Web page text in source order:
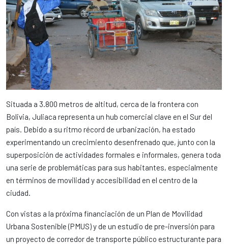
Situada a 3.800 metros de altitud, cerca de la frontera con
Bolivia, Juliaca representa un hub comercial clave en el Sur del
país. Debido a su ritmo récord de urbanización, ha estado
experimentando un crecimiento desenfrenado que, junto con la
superposición de actividades formales e informales, genera toda
una serie de problemáticas para sus habitantes, especialmente
en términos de movilidad y accesibilidad en el centro de la
ciudad.
Con vistas a la próxima financiación de un Plan de Movilidad
Urbana Sostenible (PMUS) y de un estudio de pre-inversión para
un proyecto de corredor de transporte público estructurante para